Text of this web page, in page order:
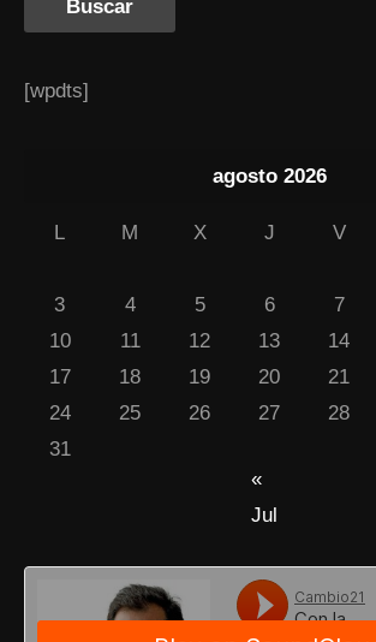
[wpdts]
agosto 2026
L M X J V
3
4 5 6 7
10
11 12 13 14
17
18 19 20 21
24
25 26 27 28
31
«
Jul